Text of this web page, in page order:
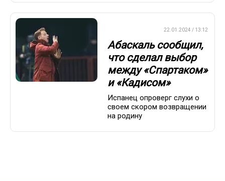
22.01.2024 / 13:12
Абаскаль сообщил,
что сделал выбор
между «Спартаком»
и «Кадисом»
Испанец опроверг слухи о
своем скором возвращении
на родину